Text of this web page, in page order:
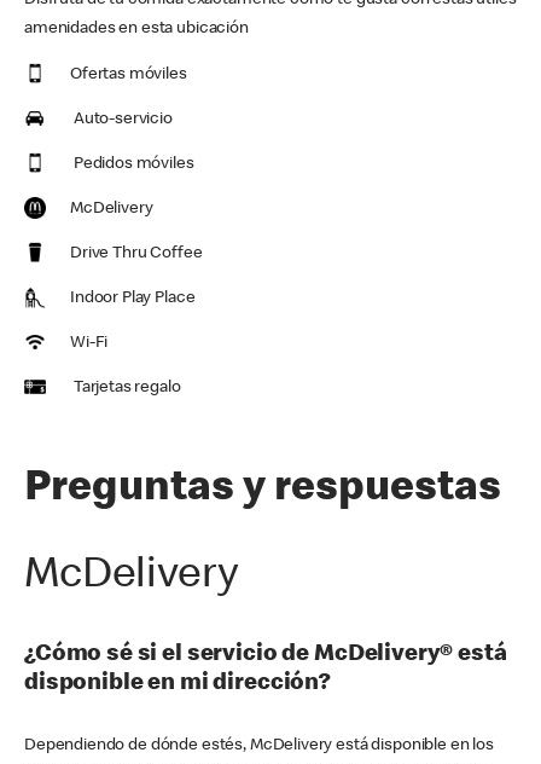
amenidades en esta ubicación
Ofertas móviles
Auto-servicio
Pedidos móviles
McDelivery
Drive Thru Coffee
Indoor Play Place
Wi-Fi
Tarjetas regalo
Preguntas y respuestas
McDelivery
¿Cómo sé si el servicio de McDelivery® está
disponible en mi dirección?
Dependiendo de dónde estés, McDelivery está disponible en los